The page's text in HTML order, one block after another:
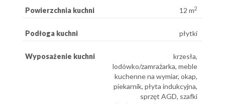
Powierzchnia kuchni 12 m2
Podłoga kuchni płytki
Wyposażenie kuchni
krzesła,
lodówko/zamrażarka, meble
kuchenne na wymiar, okap,
piekarnik, płyta indukcyjna,
sprzęt AGD, szafki